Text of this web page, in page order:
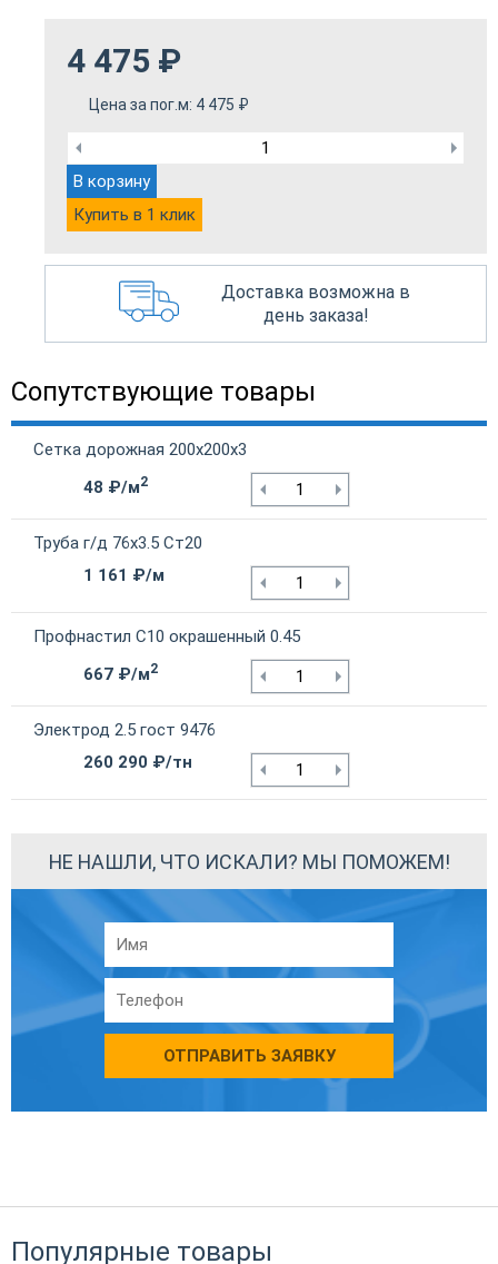
4 475 ₽
Цена за пог.м: 4 475 ₽
В корзину
Купить в 1 клик
Доставка возможна в
день заказа!
Сопутствующие товары
Сетка дорожная 200х200х3
48 ₽/м2
Труба г/д 76х3.5 Ст20
1 161 ₽/м
Профнастил С10 окрашенный 0.45
667 ₽/м2
Электрод 2.5 гост 9476
260 290 ₽/тн
НЕ НАШЛИ, ЧТО ИСКАЛИ? МЫ ПОМОЖЕМ!
ОТПРАВИТЬ ЗАЯВКУ
Популярные товары